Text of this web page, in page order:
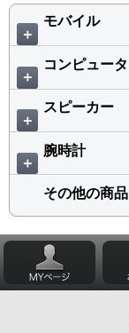
＋
モバイル
＋
コンピュータ
＋
スピーカー
＋
腕時計
その他の商品